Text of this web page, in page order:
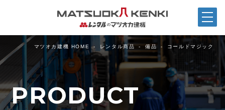
マツオカ建機 HOME レンタル商品 備品 コールドマジック
PRODUCT